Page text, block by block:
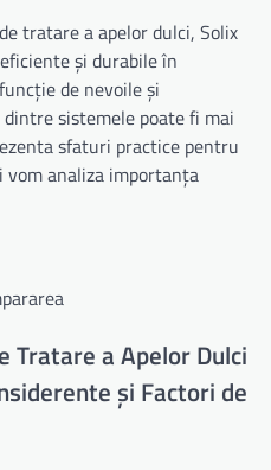
tratare a apelor dulci, Solix
și durabile în
de nevoile și
sistemele poate fi mai
sfaturi practice pentru
analiza importanța
Tratare a Apelor Dulci
și Factori de